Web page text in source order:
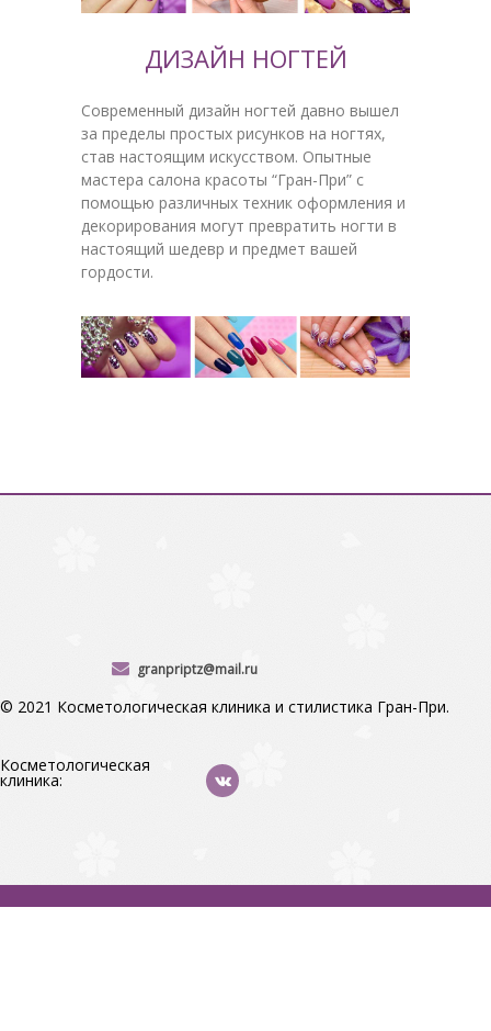
ДИЗАЙН НОГТЕЙ
Современный дизайн ногтей давно вышел
за пределы простых рисунков на ногтях,
став настоящим искусством. Опытные
мастера салона красоты “Гран-При” с
помощью различных техник оформления и
декорирования могут превратить ногти в
настоящий шедевр и предмет вашей
гордости.
granpriptz@mail.ru
© 2021 Косметологическая клиника и стилистика Гран-При.
Косметологическая
клиника: